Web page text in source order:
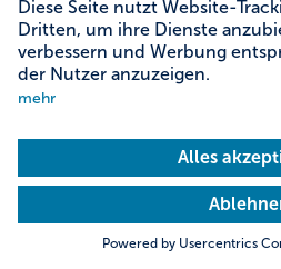
Lesezeit: 15 Minuten
Themen dieser Story